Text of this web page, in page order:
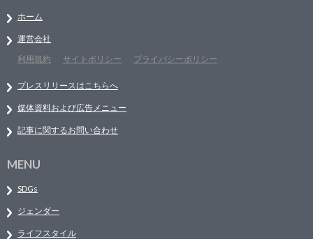
ホーム
運営会社
利用規約
サイトポリシー プライバシーポリシー
プレスリリースはこちらへ
媒体資料および広告メニュー
記事に関するお問い合わせ
MENU
SDGs
ジェンダー
ライフスタイル